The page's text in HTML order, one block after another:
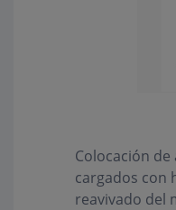
Colocación
cargados con
reavivado del